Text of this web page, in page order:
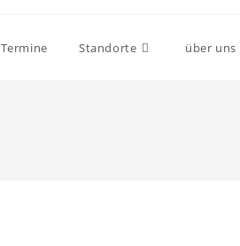
Termine Standorte über uns